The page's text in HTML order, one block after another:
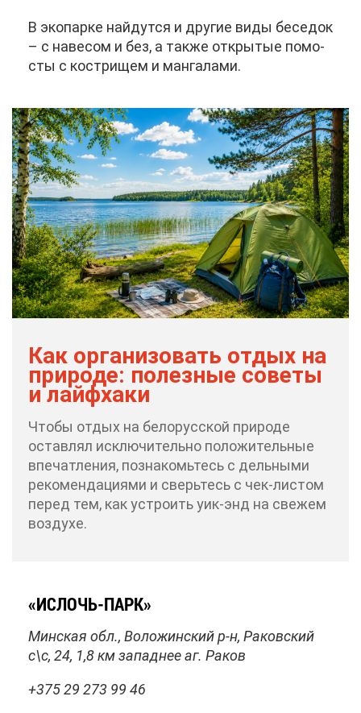
В эко­пар­ке най­дут­ся и дру­гие ви­ды бе­се­док
– с на­ве­сом и без, а та­к­же от­кры­тые по­мо­
сты с кост­ри­щем и ман­га­ла­ми.
Как ор­га­ни­зо­вать от­дых на
при­ро­де: по­лез­ные со­ве­ты
и лай­фх­а­ки
Что­бы от­дых на бе­ло­рус­ской при­ро­де
остав­лял ис­клю­чи­тель­но по­ло­жи­тель­ные
впе­чат­ле­ния, по­зна­комь­тесь с дель­ны­ми
ре­ко­мен­да­ци­я­ми и сверь­тесь с чек-ли­стом
пе­ред тем, как устро­ить уик-энд на све­жем
воз­ду­хе.
«ИС­ЛОЧЬ-ПАРК»
Мин­ская обл., Во­ло­жин­ский р-н, Ра­ков­ский
с\с, 24, 1,8 км за­пад­нее аг. Ра­ков
+375 29 273 99 46